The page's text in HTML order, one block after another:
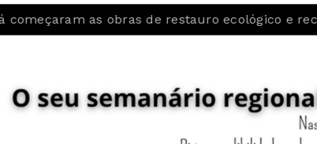
obras de restauro ecológico e recuperação do